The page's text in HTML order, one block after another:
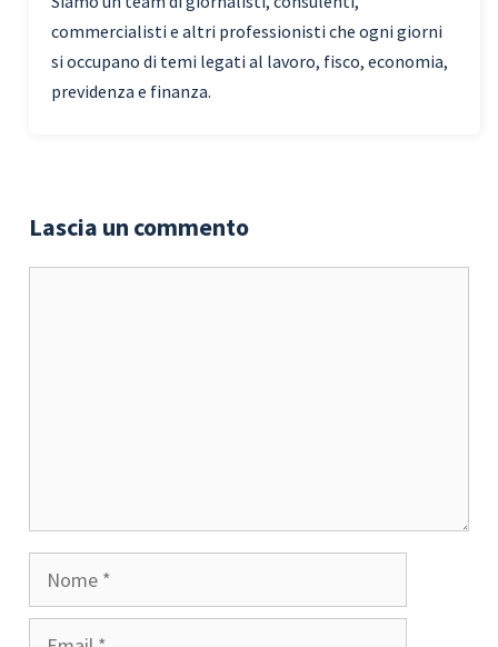
commercialisti e altri professionisti che ogni giorni
si occupano di temi legati al lavoro, fisco, economia,
previdenza e finanza.
Lascia un commento
Nome
Email